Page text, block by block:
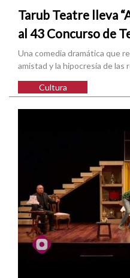
Tarub Teatre lleva
al 43 Concurso de
Una comedia dramática que
amistad y la hipocresía de las
Cultura